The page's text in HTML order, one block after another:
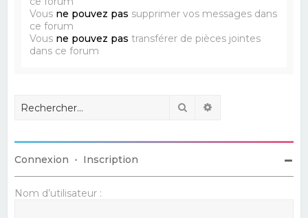
Vous ne pouvez pas supprimer vos messages dans
ce forum
Vous ne pouvez pas transférer de pièces jointes
dans ce forum
Rechercher
Connexion • Inscription
Nom d’utilisateur :